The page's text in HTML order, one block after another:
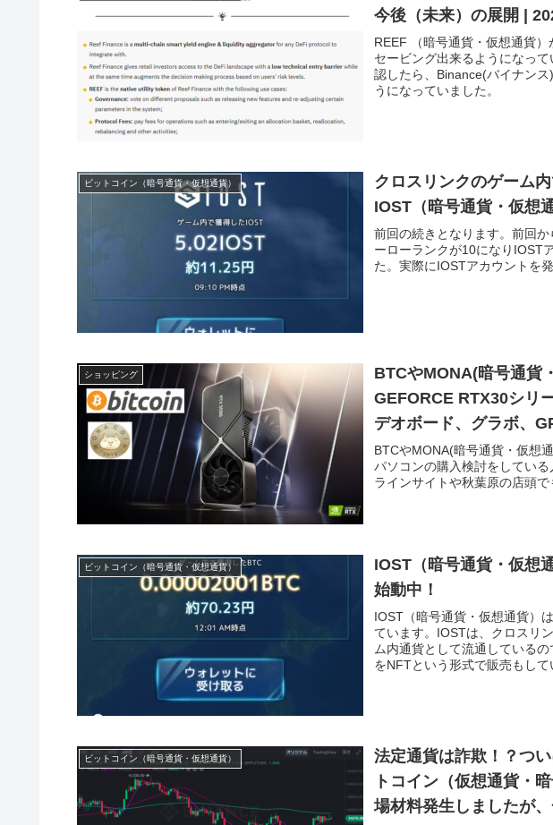
今後（未来）の展開 |
REEF （暗号通貨・仮想通貨
セービング出来るようになっ
認したら、Binance(バイナン
うになっていました。
ビットコイン（暗号通貨・仮想通貨）
クロスリンクのゲーム
IOST（暗号通貨・仮想通
前回の続きとなります。前回
ーローランクが10になりIOST
た。実際にIOSTアカウントを
ショッピング
BTCやMONA(暗号通貨
GEFORCE RTX30シリ
デオボード、グラボ、
BTCやMONA(暗号通貨・仮想
パソコンの購入検討をしてい
ラインサイトや秋葉原の店頭で
ビットコイン（暗号通貨・仮想通貨）
IOST（暗号通貨・仮想
始動中！
IOST（暗号通貨・仮想通貨）
ています。IOSTは、クロスリ
ム内通貨として流通している
をNFTという形式で販売もして
ビットコイン（暗号通貨・仮想通貨）
法定通貨は詐欺！？つ
トコイン（仮想通貨・
場材料発生しましたが